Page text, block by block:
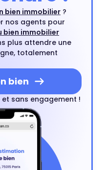
bien immobilier ?
nos agents pour
bien immobilier
plus attendre une
totalement
bien
et sans engagement !